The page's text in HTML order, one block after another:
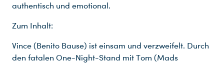
authentisch und emotional.
Zum Inhalt:
Vince (Benito Bause) ist einsam und verzweifelt. Durch
den fatalen One-Night-Stand mit Tom (Mads